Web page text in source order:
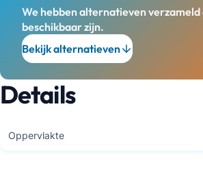
We hebben alternatieven verzameld
beschikbaar zijn.
Bekijk alternatieven
Details
Oppervlakte